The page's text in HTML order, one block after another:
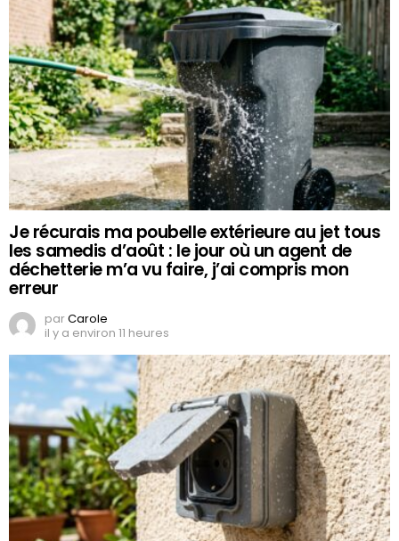
Je récurais ma poubelle extérieure au jet tous
les samedis d’août : le jour où un agent de
déchetterie m’a vu faire, j’ai compris mon
erreur
parCarole
il y a environ 11 heures